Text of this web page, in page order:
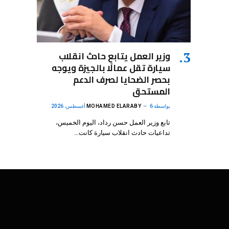
وزير العمل يتابع حادث انقلاب
سيارة تقل عمالًا بالجيزة ويوجه
بحصر الضحايا لصرف الدعم
المستحق
بواسطة MOHAMED ELARABY 6 أغسطس، 2026
تابع وزير العمل حسن رداد، اليوم الخميس،
تداعيات حادث انقلاب سيارة كانت…